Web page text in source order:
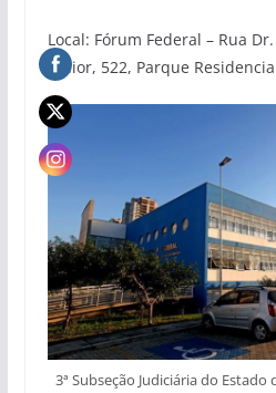
Local: Fórum Federal – Rua
Júnior, 522, Parque
3ª Subseção Judiciária do Estado